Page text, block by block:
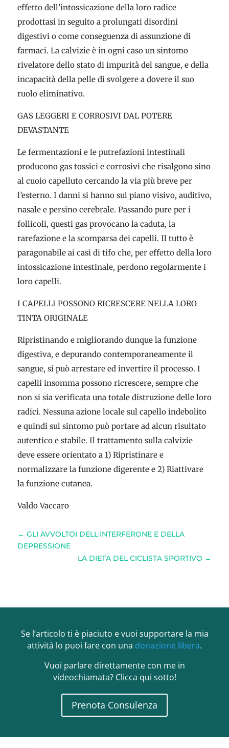
effetto dell’intossicazione della loro radice
prodottasi in seguito a prolungati disordini
digestivi o come conseguenza di assunzione di
farmaci. La calvizie è in ogni caso un sintomo
rivelatore dello stato di impurità del sangue, e della
incapacità della pelle di svolgere a dovere il suo
ruolo eliminativo.
GAS LEGGERI E CORROSIVI DAL POTERE
DEVASTANTE
Le fermentazioni e le putrefazioni intestinali
producono gas tossici e corrosivi che risalgono sino
al cuoio capelluto cercando la via più breve per
l’esterno. I danni si hanno sul piano visivo, auditivo,
nasale e persino cerebrale. Passando pure per i
follicoli, questi gas provocano la caduta, la
rarefazione e la scomparsa dei capelli. Il tutto è
paragonabile ai casi di tifo che, per effetto della loro
intossicazione intestinale, perdono regolarmente i
loro capelli.
I CAPELLI POSSONO RICRESCERE NELLA LORO
TINTA ORIGINALE
Ripristinando e migliorando dunque la funzione
digestiva, e depurando contemporaneamente il
sangue, si può arrestare ed invertire il processo. I
capelli insomma possono ricrescere, sempre che
non si sia verificata una totale distruzione delle loro
radici. Nessuna azione locale sul capello indebolito
e quindi sul sintomo può portare ad alcun risultato
autentico e stabile. Il trattamento sulla calvizie
deve essere orientato a 1) Ripristinare e
normalizzare la funzione digerente e 2) Riattivare
la funzione cutanea.
Valdo Vaccaro
← GLI AVVOLTOI DELL'INTERFERONE E DELLA
DEPRESSIONE
LA DIETA DEL CICLISTA SPORTIVO →
Se l’articolo ti è piaciuto e vuoi supportare la mia
attività lo puoi fare con una donazione libera.
Vuoi parlare direttamente con me in
videochiamata? Clicca qui sotto!
Prenota Consulenza